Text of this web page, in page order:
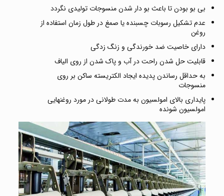
بی بو بودن تا باعث بو دار شدن منسوجات تولیدی نگردد
عدم تشکیل رسوبات چسبنده یا صمغ در طول زمان استفاده از
روغن
دارای خاصیت ضد خورندگی و زنگ زدگی
قابلیت حل شدن راحت در آب و پاک شدن از روی الیاف
به حداقل رساندن پدیده ایجاد الکتریسته ساکن بر روی
منسوجات
پایداری بالای امولسیون به مدت طولانی در مورد روغنهایی
امولسیون شونده